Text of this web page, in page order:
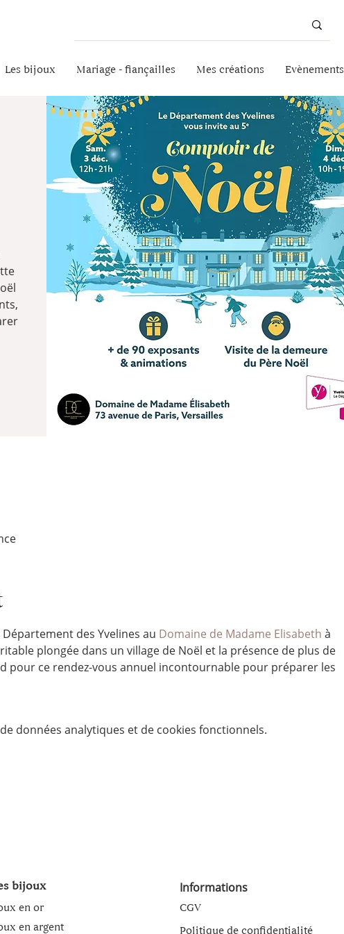
Les bijoux Mariage - fiançailles Mes créations Evènements
des Yvelines au Domaine de Madame Elisabeth à
plongée dans un village de Noël et la présence de plus de
pour ce rendez-vous annuel incontournable pour préparer les
données analytiques et de cookies fonctionnels.
bijoux
en or
en argent
Informations
CGV
Politique de confidentialité